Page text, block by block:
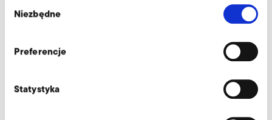
zgody
Niezbędne
Preferencje
Statystyka
Standaryzowany króciec urządzenia,
Nasi eksperci służą profesjonalną pomocą.